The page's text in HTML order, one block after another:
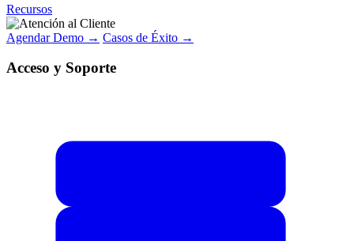
Recursos
Agendar Demo → Casos de Éxito →
Acceso y Soporte